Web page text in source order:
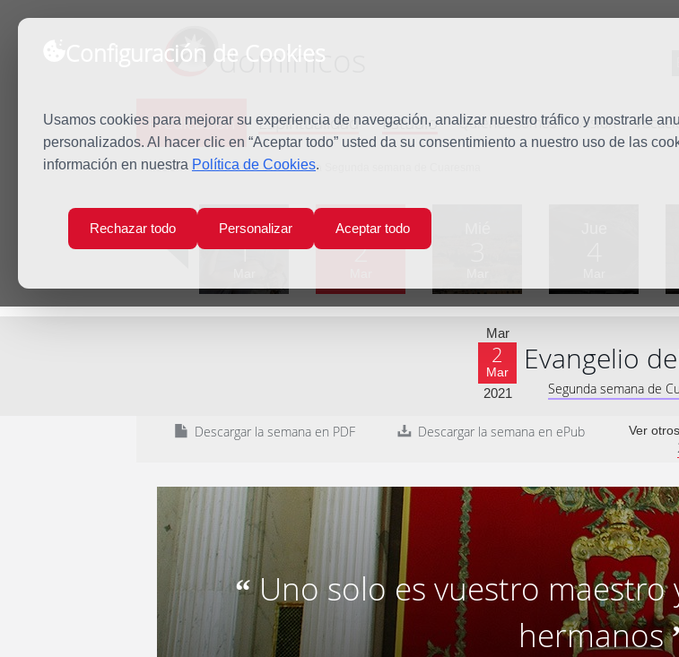
Configuración de Cookies
Usamos cookies para mejorar su experiencia de navegación, analizar nuestro tráfico y mostrarle
personalizados. Al hacer clic en “Aceptar todo” usted da su consentimiento a nuestro uso de las
información en nuestra Política de Cookies.
Rechazar todo Personalizar Aceptar todo
dominicos
Predicación Espiritualidad Estudio Quiénes somos Misión
Inicio Predicación Martes de la Segunda semana de Cuaresma
Lun
1
Mar
2
Mar
2
Mar
2021
Evangelio
Segunda semana de
Descargar la semana en PDF Descargar la semana en ePub Ver
“Uno solo es vuestro
hermanos